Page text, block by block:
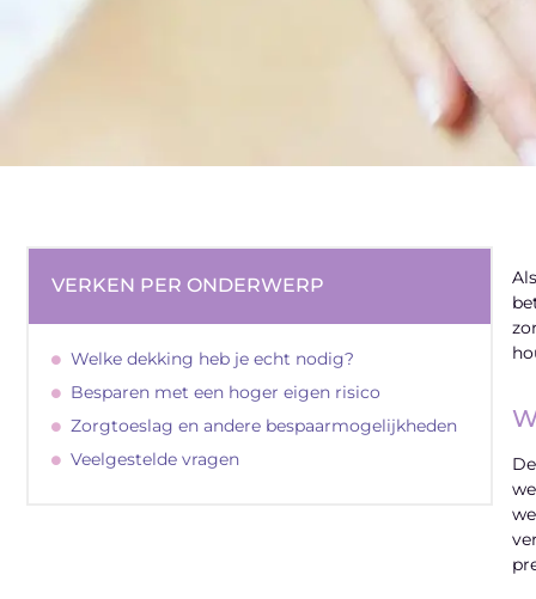
VERKEN PER ONDERWERP
Welke dekking heb je echt nodig?
Besparen met een hoger eigen risico
Zorgtoeslag en andere bespaarmogelijkheden
Veelgestelde vragen